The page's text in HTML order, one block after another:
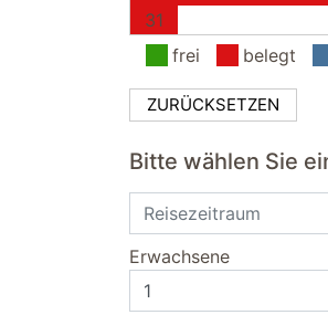
31
frei
belegt
ZURÜCKSETZEN
Bitte wählen Sie
Erwachsene